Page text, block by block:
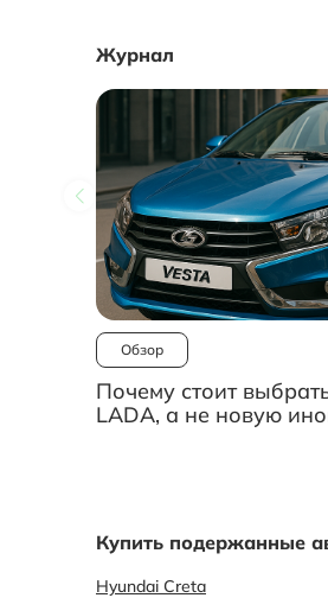
Журнал
Обзор
Почему стоит
LADA, а не новую
Купить подержанные
Hyundai Creta